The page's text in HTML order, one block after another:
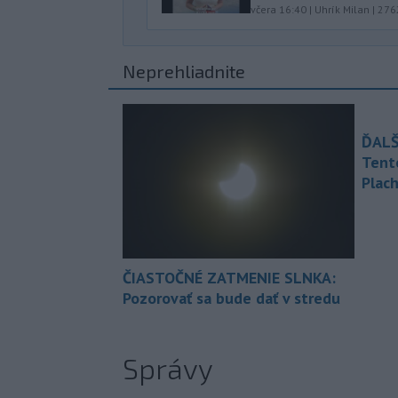
včera 16:40 | Uhrík Milan |
Neprehliadnite
ČIASTOČNÉ ZATMENIE SLNKA:
Pozorovať sa bude dať v stredu
Správy